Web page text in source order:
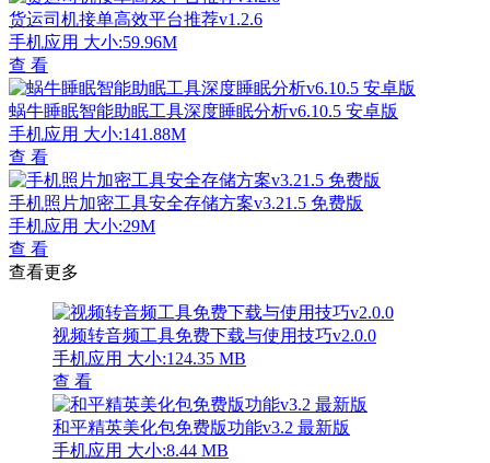
货运司机接单高效平台推荐v1.2.6
手机应用 大小:59.96M
查 看
蜗牛睡眠智能助眠工具深度睡眠分析v6.10.5 安卓版
手机应用 大小:141.88M
查 看
手机照片加密工具安全存储方案v3.21.5 免费版
手机应用 大小:29M
查 看
查看更多
视频转音频工具免费下载与使用技巧v2.0.0
手机应用 大小:124.35 MB
查 看
和平精英美化包免费版功能v3.2 最新版
手机应用 大小:8.44 MB